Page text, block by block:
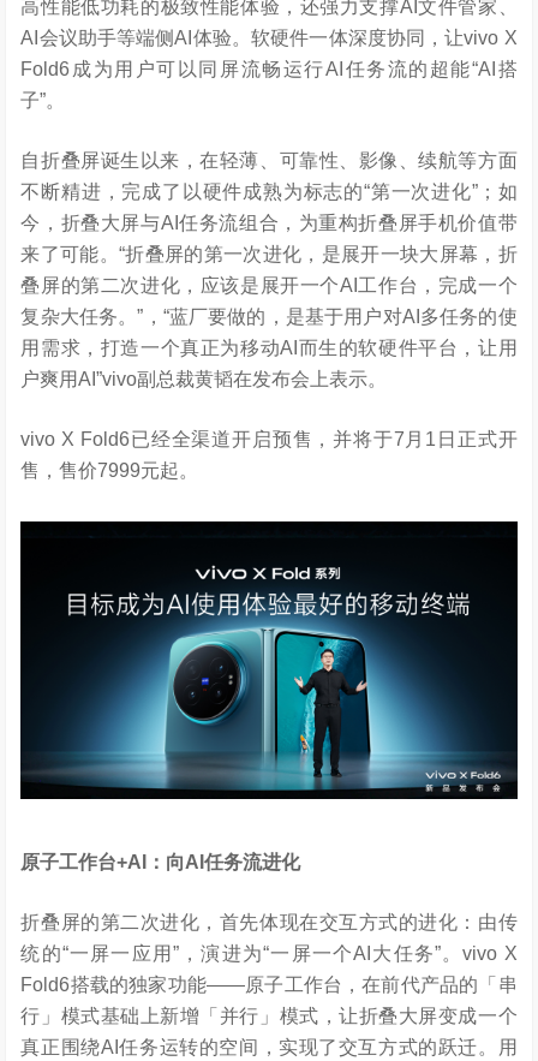
高性能低功耗的极致性能体验，还强力支撑AI文件管家、
AI会议助手等端侧AI体验。软硬件一体深度协同，让vivo X
Fold6成为用户可以同屏流畅运行AI任务流的超能“AI搭
子”。
自折叠屏诞生以来，在轻薄、可靠性、影像、续航等方面
不断精进，完成了以硬件成熟为标志的“第一次进化”；如
今，折叠大屏与AI任务流组合，为重构折叠屏手机价值带
来了可能。“折叠屏的第一次进化，是展开一块大屏幕，折
叠屏的第二次进化，应该是展开一个AI工作台，完成一个
复杂大任务。”，“蓝厂要做的，是基于用户对AI多任务的使
用需求，打造一个真正为移动AI而生的软硬件平台，让用
户爽用AI”vivo副总裁黄韬在发布会上表示。
vivo X Fold6已经全渠道开启预售，并将于7月1日正式开
售，售价7999元起。
原子工作台+AI ：向AI任务流进化
折叠屏的第二次进化，首先体现在交互方式的进化：由传
统的“一屏一应用”，演进为“一屏一个AI大任务”。vivo X
Fold6搭载的独家功能——原子工作台，在前代产品的「串
行」模式基础上新增「并行」模式，让折叠大屏变成一个
真正围绕AI任务运转的空间，实现了交互方式的跃迁。用